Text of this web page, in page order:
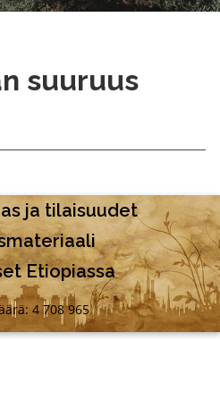
suuruus
ja tilaisuudet
Etiopiassa
4 708 965